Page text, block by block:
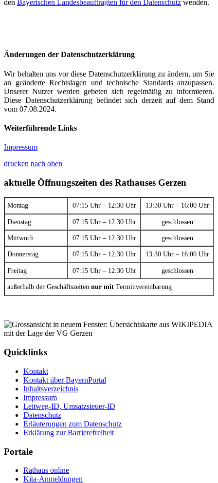
den Bayerischen Landesbeauftragten für den Datenschutz wenden.
Änderungen der Datenschutzerklärung
Wir behalten uns vor diese Datenschutzerklärung zu ändern, um Sie
an geänderte Rechtslagen und technische Standards anzupassen.
Unserer Nutzer werden gebeten sich regelmäßig zu informieren.
Diese Datenschutzerklärung befindet sich derzeit auf dem Stand
vom 07.08.2024.
Weiterführende Links
Impressum
drucken nach oben
aktuelle Öffnungszeiten des Rathauses Gerzen
Montag 07:15 Uhr – 12:30 Uhr 13:30 Uhr – 16:00 Uhr
Dienstag 07:15 Uhr – 12:30 Uhr geschlossen
Mittwoch 07:15 Uhr – 12:30 Uhr geschlossen
Donnerstag 07:15 Uhr – 12:30 Uhr 13:30 Uhr – 16:00 Uhr
Freitag 07:15 Uhr – 12:30 Uhr geschlossen
außerhalb der Geschäftszeiten nur mit Terminvereinbarung
Quicklinks
Kontakt
Kontakt über BayernPortal
Inhaltsverzeichnis
Impressum
Leitweg-ID, Umsatzsteuer-ID
Datenschutz
Erläuterungen zum Datenschutz
Erklärung zur Barrierefreiheit
Portale
Rathaus online
Kita-Anmeldungen